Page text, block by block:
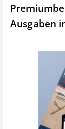
Ausgaben